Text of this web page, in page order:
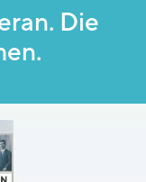
Die